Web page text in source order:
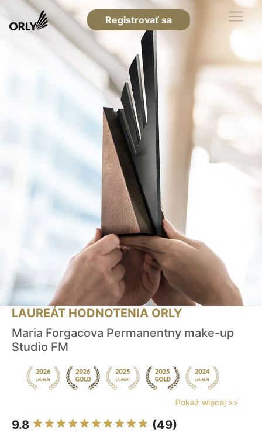
Registrovať sa
LAUREÁT HODNOTENIA ORLY
Maria Forgacova Permanentny make-up
Studio FM
Pokaż więcej >>
9.8 (49)